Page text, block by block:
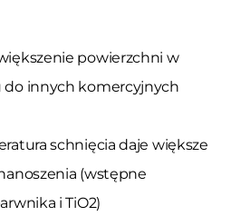
powierzchni w
do innych komercyjnych
schnięcia daje większe
(wstępne
i TiO2)